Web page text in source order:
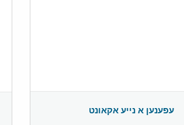
עפענען א נייע אקאונט